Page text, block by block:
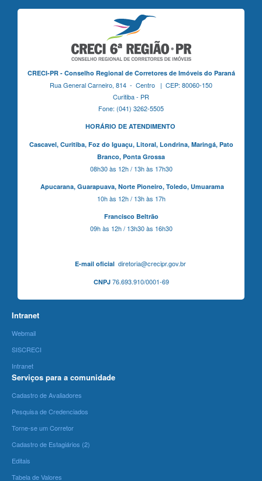
CRECI-PR - Conselho Regional de Corretores de Imóveis do Paraná
Rua General Carneiro, 814 - Centro | CEP: 80060-150
Curitiba - PR
Fone: (041) 3262-5505
HORÁRIO DE ATENDIMENTO
Cascavel, Curitiba,Foz do Iguaçu, Litoral, Londrina, Maringá, Pato
Branco, Ponta Grossa
08h30 às 12h / 13h às 17h30
Apucarana, Guarapuava, Norte Pioneiro, Toledo, Umuarama
10h às 12h / 13h às 17h
Francisco Beltrão
09h às 12h / 13h30 às 16h30
E-mail oficialdiretoria@crecipr.gov.br
CNPJ76.693.910/0001-69
Intranet
Webmail
SISCRECI
Intranet
Serviços para a comunidade
Cadastro de Avaliadores
Pesquisa de Credenciados
Torne-se um Corretor
Cadastro de Estagiários (2)
Editais
Tabela de Valores